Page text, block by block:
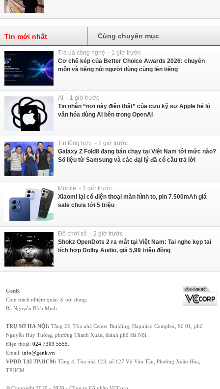
Tin mới nhất Cùng chuyên mục
Trà đá công nghệ - 1 giờ trước
Cơ chế kép của Better Choice Awards 2026: chuyên
môn và tiếng nói người dùng cùng lên tiếng
AI - 1 giờ trước
Tin nhắn “nơi này điên thật” của cựu kỹ sư Apple hé lộ
văn hóa dùng AI bên trong OpenAI
Tin tổng hợp - 2 giờ trước
Galaxy Z Fold8 đang bán chạy tại Việt Nam tới mức nào?
Số liệu từ Samsung và các đại lý đã có câu trả lời
Mobile - 2 giờ trước
Xiaomi lại có điện thoại màn hình to, pin 7.500mAh giá
sale chưa tới 5 triệu
Đồ chơi số - 2 giờ trước
Shokz OpenDots 2 ra mắt tại Việt Nam: Tai nghe kẹp tai
tích hợp Dolby Audio, giá 5,99 triệu đồng
GenK
Chịu trách nhiệm quản lý nội dung:
Bà Nguyễn Bích Minh
TRỤ SỞ HÀ NỘI: Tầng 22, Tòa nhà Center Building, Hapulico Complex, Số 01, phố
Nguyễn Huy Tưởng, phường Thanh Xuân, thành phố Hà Nội
Điện thoại: 024 7309 5555
Email: info@genk.vn
VPĐD TẠI TP.HCM: Tầng 4, Tòa nhà 123, số 127 Võ Văn Tần, Phường Xuân Hòa,
TPHCM